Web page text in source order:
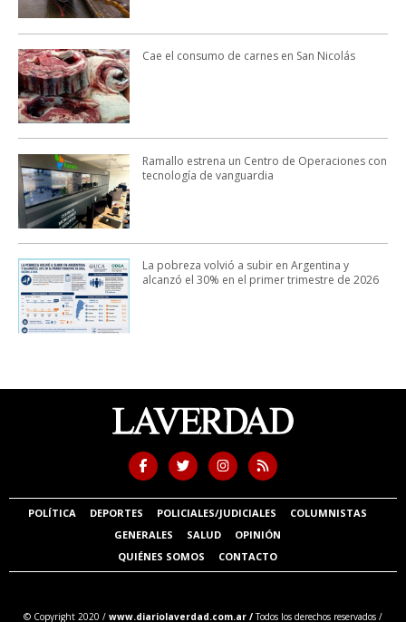
Cae el consumo de carnes en San Nicolás
Ramallo estrena un Centro de Operaciones con
tecnología de vanguardia
La pobreza volvió a subir en Argentina y
alcanzó el 30% en el primer trimestre de 2026
POLÍTICA DEPORTES POLICIALES/JUDICIALES
COLUMNISTAS
GENERALES
SALUD
OPINIÓN
QUIÉNES SOMOS
CONTACTO
© Copyright 2020 / www.diariolaverdad.com.ar /Todos los derechos reservados /